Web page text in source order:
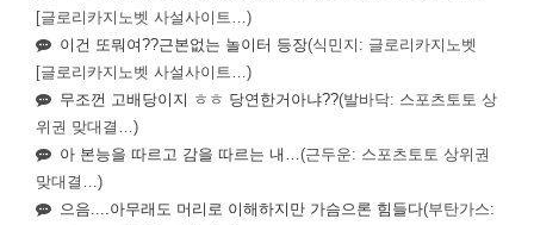
[글로리카지노벳 사설사이트…)
이건 또뭐여??근본없는 놀이터 등장(식민지: 글로리카지노벳
[글로리카지노벳 사설사이트…)
무조껀 고배당이지 ㅎㅎ 당연한거아냐??(발바닥: 스포츠토토 상
위권 맞대결…)
아 본능을 따르고 감을 따르는 내… (근두운: 스포츠토토 상위권
맞대결…)
으음....아무래도 머리로 이해하지만 가슴으론 힘들다(부탄가스: